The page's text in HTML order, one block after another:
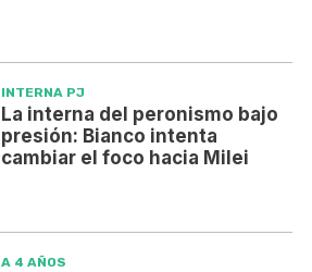
INTERNA PJ
La interna del peronismo bajo
presión: Bianco intenta
cambiar el foco hacia Milei
A 4 AÑOS